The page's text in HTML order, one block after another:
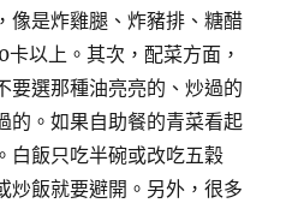
像是炸雞腿、炸豬排、糖醋
以上。其次，配菜方面，
要選那種油亮亮的、炒過的
的。如果自助餐的青菜看起
白飯只吃半碗或改吃五穀
炒飯就要避開。另外，很多